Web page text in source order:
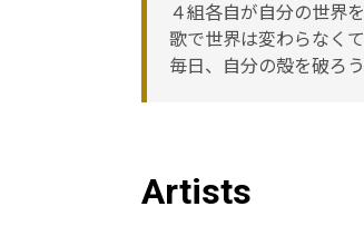
４組各自が自分の世界
歌で世界は変わらなく
毎日、自分の殻を破ろう
Artists